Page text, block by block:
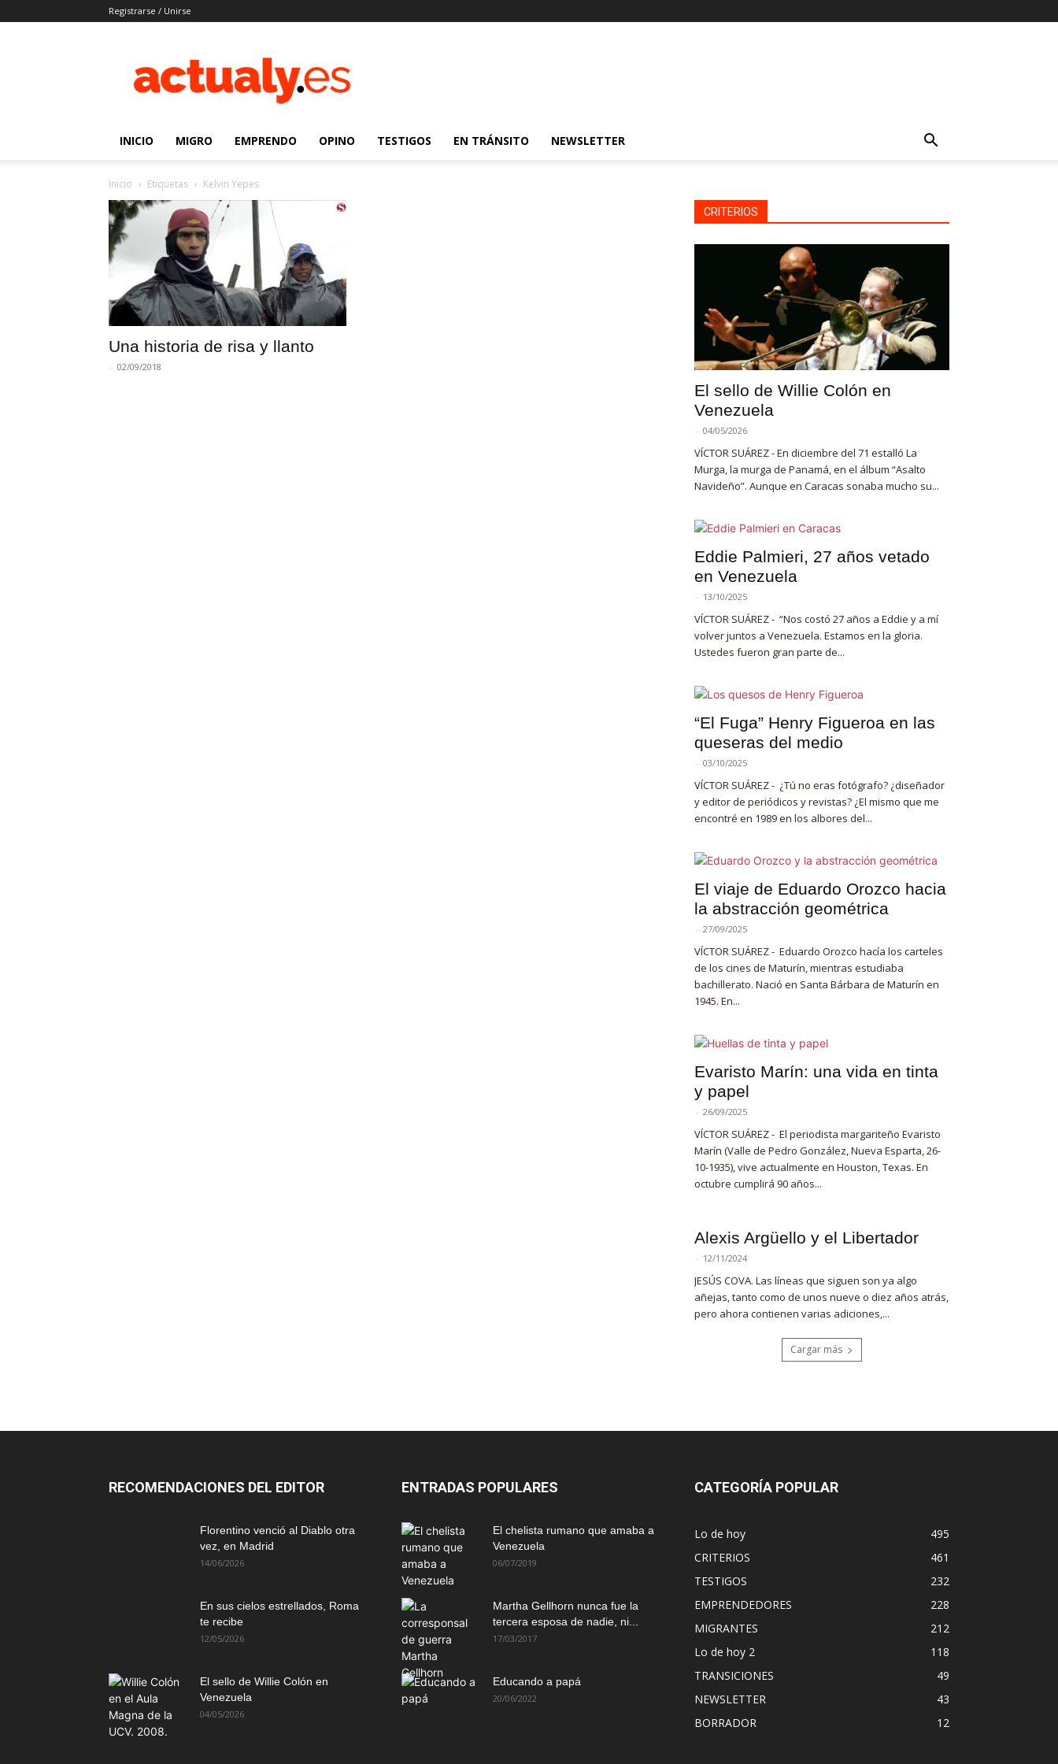
Registrarse / Unirse
|
Noticias
venezolanos
INICIO MIGRO EMPRENDO OPINO TESTIGOS EN TRÁNSITO NEWSLETTER
Inicio Etiquetas Kelvin Yepes
Una historia de risa y llanto
- 02/09/2018
CRITERIOS
El sello de Willie Colón en
Venezuela
- 04/05/2026
VÍCTOR SUÁREZ - En diciembre del 71 estalló La
Murga, la murga de Panamá, en el álbum “Asalto
Navideño”. Aunque en Caracas sonaba mucho su...
Eddie Palmieri, 27 años vetado
en Venezuela
- 13/10/2025
VÍCTOR SUÁREZ - “Nos costó 27 años a Eddie y a mí
volver juntos a Venezuela. Estamos en la gloria.
Ustedes fueron gran parte de...
“El Fuga” Henry Figueroa en las
queseras del medio
- 03/10/2025
VÍCTOR SUÁREZ - ¿Tú no eras fotógrafo? ¿diseñador
y editor de periódicos y revistas? ¿El mismo que me
encontré en 1989 en los albores del...
El viaje de Eduardo Orozco hacia
la abstracción geométrica
- 27/09/2025
VÍCTOR SUÁREZ - Eduardo Orozco hacía los carteles
de los cines de Maturín, mientras estudiaba
bachillerato. Nació en Santa Bárbara de Maturín en
1945. En...
Evaristo Marín: una vida en tinta
y papel
- 26/09/2025
VÍCTOR SUÁREZ - El periodista margariteño Evaristo
Marín (Valle de Pedro González, Nueva Esparta, 26-
10-1935), vive actualmente en Houston, Texas. En
octubre cumplirá 90 años...
Alexis Argüello y el Libertador
- 12/11/2024
JESÚS COVA. Las líneas que siguen son ya algo
añejas, tanto como de unos nueve o diez años atrás,
pero ahora contienen varias adiciones,...
Cargar más
RECOMENDACIONES DEL EDITOR
Florentino venció al Diablo otra
vez, en Madrid
14/06/2026
En sus cielos estrellados, Roma
te recibe
12/05/2026
El sello de Willie Colón en
Venezuela
04/05/2026
ENTRADAS POPULARES
El chelista rumano que amaba a
Venezuela
06/07/2019
Martha Gellhorn nunca fue la
tercera esposa de nadie, ni...
17/03/2017
Educando a papá
20/06/2022
CATEGORÍA POPULAR
Lo de hoy
495
CRITERIOS
461
TESTIGOS
232
EMPRENDEDORES
228
MIGRANTES
212
Lo de hoy 2
118
TRANSICIONES
49
NEWSLETTER
43
BORRADOR
12